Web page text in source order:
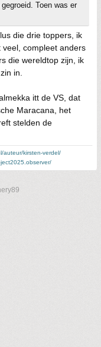
Toen was er
die drie toppers, ik
veel, compleet anders
die wereldtop zijn, ik
in.
itt de VS, dat
Maracana, het
stelden de
auteur/kirsten-verdel/